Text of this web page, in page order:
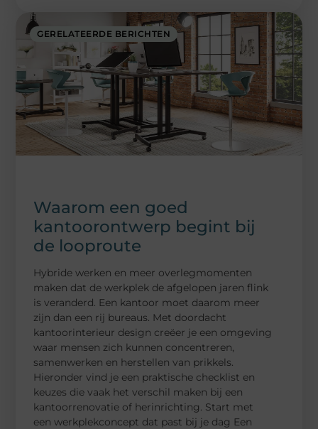
GERELATEERDE BERICHTEN
Waarom een goed
kantoorontwerp begint bij
de looproute
Hybride werken en meer overlegmomenten
maken dat de werkplek de afgelopen jaren flink
is veranderd. Een kantoor moet daarom meer
zijn dan een rij bureaus. Met doordacht
kantoorinterieur design creëer je een omgeving
waar mensen zich kunnen concentreren,
samenwerken en herstellen van prikkels.
Hieronder vind je een praktische checklist en
keuzes die vaak het verschil maken bij een
kantoorrenovatie of herinrichting. Start met
een werkplekconcept dat past bij je dag Een